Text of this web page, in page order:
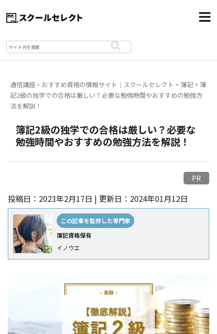
通信講座・おすすめ資格の情報サイト｜スクールセレクト >簿記 >簿
記2級の独学での合格は厳しい？必要な勉強時間やおすすめの勉強方
法を解説！
簿記2級の独学での合格は厳しい？必要な
勉強時間やおすすめの勉強方法を解説！
PR
投稿日：2023年2月17日 | 更新日：2024年01月12日
この記事を監修した専門家
簿記資格保有
イノウエ